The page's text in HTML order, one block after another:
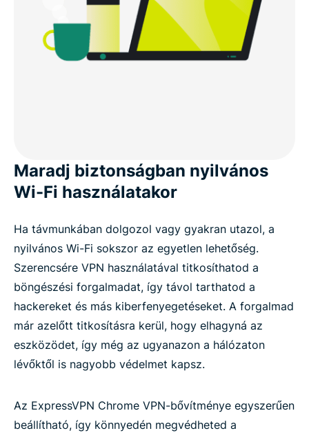
Maradj biztonságban nyilvános
Wi-Fi használatakor
Ha távmunkában dolgozol vagy gyakran utazol, a
nyilvános Wi-Fi sokszor az egyetlen lehetőség.
Szerencsére VPN használatával titkosíthatod a
böngészési forgalmadat, így távol tarthatod a
hackereket és más kiberfenyegetéseket. A forgalmad
már azelőtt titkosításra kerül, hogy elhagyná az
eszközödet, így még az ugyanazon a hálózaton
lévőktől is nagyobb védelmet kapsz.
Az ExpressVPN Chrome VPN-bővítménye egyszerűen
beállítható, így könnyedén megvédheted a